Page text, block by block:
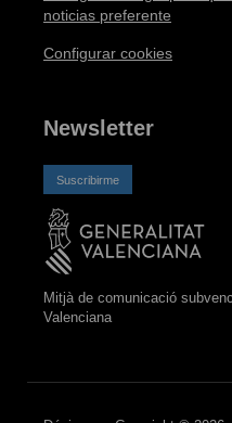
noticias preferente
Configurar cookies
Newsletter
Suscribirme
Mitjà de comunicació
Valenciana